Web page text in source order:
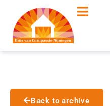
Back to archive